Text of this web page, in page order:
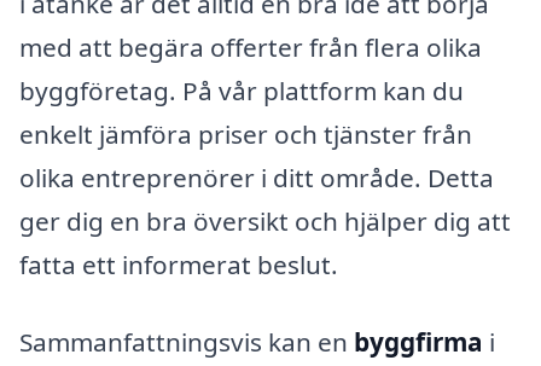
med att begära offerter från flera olika
byggföretag. På vår plattform kan du
enkelt jämföra priser och tjänster från
olika entreprenörer i ditt område. Detta
ger dig en bra översikt och hjälper dig att
fatta ett informerat beslut.
Sammanfattningsvis kan en byggfirma i